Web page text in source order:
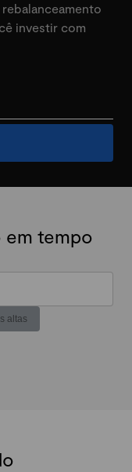
investir com
em tempo
altas